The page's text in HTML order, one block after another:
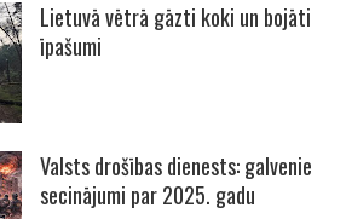
Lietuvā vētrā gāzti koki un bojāti
īpašumi
Valsts drošības dienests: galvenie
secinājumi par 2025. gadu